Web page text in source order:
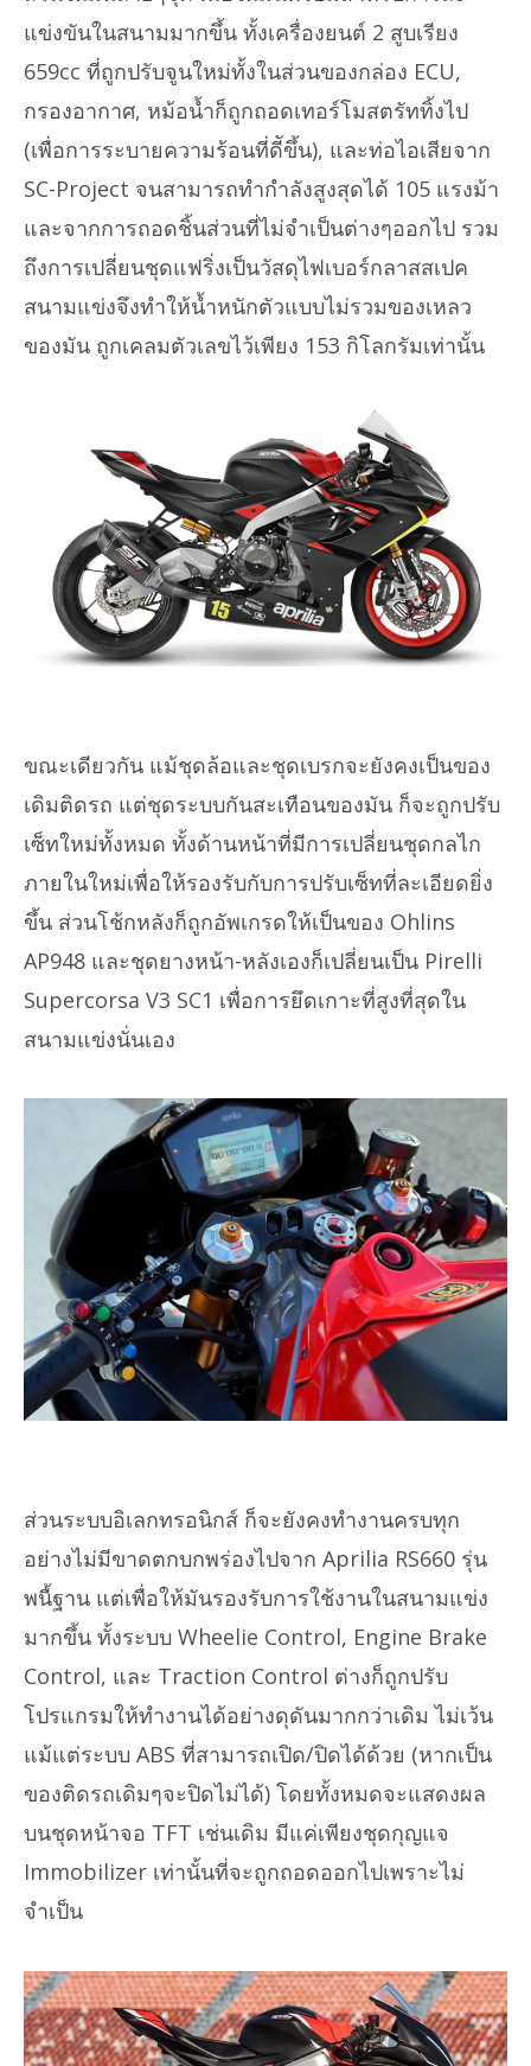
แข่งขันในสนามมากขึ้น ทั้งเครื่องยนต์ 2 สูบเรียง
659cc ที่ถูกปรับจูนใหม่ทั้งในส่วนของกล่อง ECU,
กรองอากาศ, หม้อน้ำก็ถูกถอดเทอร์โมสตรัททิ้งไป
(เพื่อการระบายความร้อนที่ดีัขึ้น), และท่อไอเสียจาก
SC-Project จนสามารถทำกำลังสูงสุดได้ 105 แรงม้า
และจากการถอดชิ้นส่วนที่ไม่จำเป็นต่างๆออกไป รวม
ถึงการเปลี่ยนชุดแฟริ่งเป็นวัสดุไฟเบอร์กลาสสเปค
สนามแข่งจึงทำให้น้ำหนักตัวแบบไม่รวมของเหลว
ของมัน ถูกเคลมตัวเลขไว้เพียง 153 กิโลกรัมเท่านั้น
ขณะเดียวกัน แม้ชุดล้อและชุดเบรกจะยังคงเป็นของ
เดิมติดรถ แต่ชุดระบบกันสะเทือนของมัน ก็จะถูกปรับ
เซ็ทใหม่ทั้งหมด ทั้งด้านหน้าที่มีการเปลี่ยนชุดกลไก
ภายในใหม่เพื่อให้รองรับกับการปรับเซ็ทที่ละเอียดยิ่ง
ขึ้น ส่วนโช้กหลังก็ถูกอัพเกรดให้เป็นของ Ohlins
AP948 และชุดยางหน้า-หลังเองก็เปลี่ยนเป็น Pirelli
Supercorsa V3 SC1 เพื่อการยึดเกาะที่สูงที่สุดใน
สนามแข่งนั่นเอง
ส่วนระบบอิเลกทรอนิกส์ ก็จะยังคงทำงานครบทุก
อย่างไม่มีขาดตกบกพร่องไปจาก Aprilia RS660 รุ่น
พนื้ฐาน แต่เพื่อให้มันรองรับการใช้งานในสนามแข่ง
มากขึ้น ทั้งระบบ Wheelie Control, Engine Brake
Control, และ Traction Control ต่างก็ถูกปรับ
โปรแกรมให้ทำงานได้อย่างดุดันมากกว่าเดิม ไม่เว้น
แม้แต่ระบบ ABS ที่สามารถเปิด/ปิดได้ด้วย (หากเป็น
ของติดรถเดิมๆจะปิดไม่ได้) โดยทั้งหมดจะแสดงผล
บนชุดหน้าจอ TFT เช่นเดิม มีแค่เพียงชุดกุญแจ
Immobilizer เท่านั้นที่จะถูกถอดออกไปเพราะไม่
จำเป็น